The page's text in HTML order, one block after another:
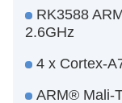
RK3588
2.6GHz
4 x Cortex-
ARM® Mali-